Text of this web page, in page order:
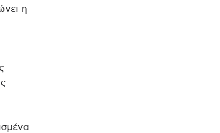
η